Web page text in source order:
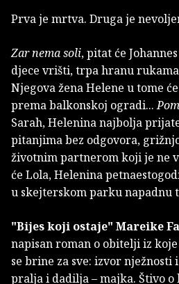
Prva je mrtva. Druga je
Zar nema soli, pitat će
djece vrišti, trpa hranu
Njegova žena Helene u tome
prema balkonskoj ogradi...
Sarah, Helenina najbolja
pitanjima bez odgovora,
životnim partnerom koji je ne
će Lola, Helenina
u skejterskom parku napadnu
"Bijes koji ostaje" Mareike
napisan roman o obitelji iz
se brine za sve: izvor
pralja i dadilja – majka. Štivo